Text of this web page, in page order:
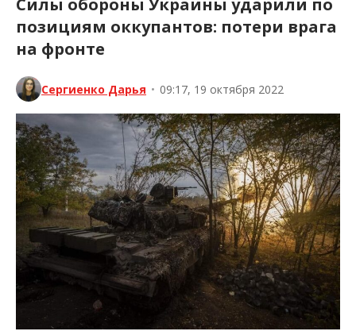
Силы обороны Украины ударили по
позициям оккупантов: потери врага
на фронте
Сергиенко Дарья • 09:17, 19 октября 2022